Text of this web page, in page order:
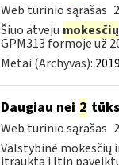
Web turinio sąrašas
Šiuo atveju mokesčių
GPM313 formoje už
Metai (Archyvas): 2019
Daugiau nei 2
Web turinio sąrašas
Valstybinė mokesčių